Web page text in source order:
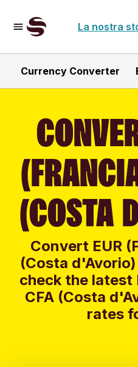
La nostra
Currency Converter
(COSTA
Convert EUR
(Costa
check the latest
CFA (Costa
rates